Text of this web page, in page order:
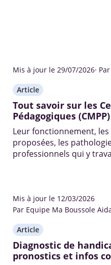
Mis à jour le 29/07/2026·
Article
Tout savoir sur les
Pédagogiques
Leur fonctionnement,
proposées, les
professionnels qui y
Mis à jour le 12/03/2026
Par Equipe Ma Boussole
Article
Diagnostic de
pronostics et infos